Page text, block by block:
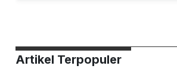
Artikel Terpopuler